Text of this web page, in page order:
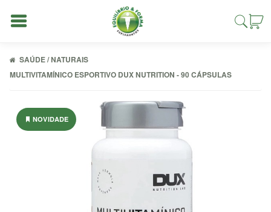
Entrar
SAÚDE / NATURAIS
MULTIVITAMÍNICO ESPORTIVO DUX NUTRITION - 90 CÁPSULAS
NOVIDADE